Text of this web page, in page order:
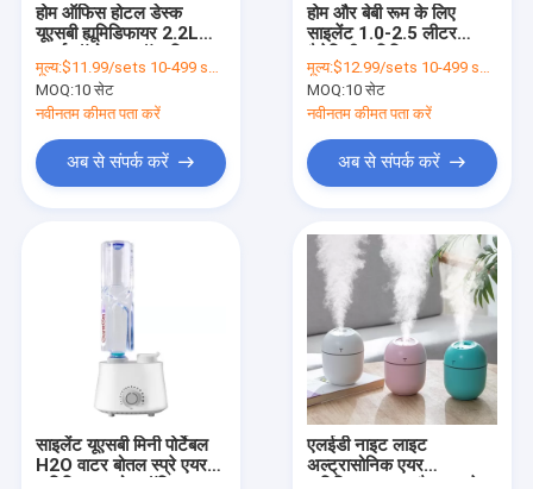
होम ऑफिस होटल डेस्क
यूएसबी ह्यूमिडिफायर 2.2L
नाइट लाइट के साथ
मूल्य:$11.99/sets 10-499 sets
MOQ:10 सेट
नवीनतम कीमत पता करें
अब से संपर्क करें
होम और बेबी रूम के लिए
साइलेंट 1.0-2.5 लीटर
मूल्य:$12.99/sets 10-499 sets
MOQ:10 सेट
नवीनतम कीमत पता करें
अब से संपर्क करें
साइलेंट यूएसबी मिनी पोर्टेबल
H2O वाटर बोतल स्प्रे एयर
एलईडी नाइट लाइट
अल्ट्रासोनिक एयर